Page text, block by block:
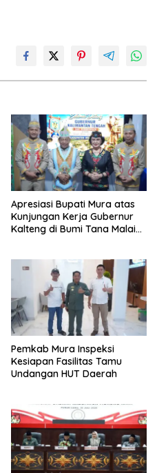
Apresiasi Bupati Mura atas
Kunjungan Kerja Gubernur
Kalteng di Bumi Tana Malai
Pemkab Mura Inspeksi
Kesiapan Fasilitas Tamu
Undangan HUT Daerah